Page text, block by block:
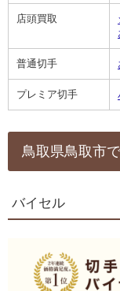
店頭買取
普通切手
プレミア切手
鳥取県鳥取市
バイセル